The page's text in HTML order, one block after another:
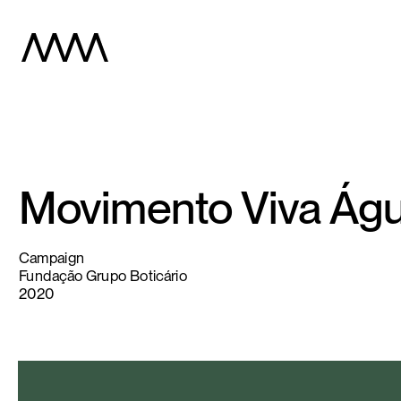
Movimento Viva
Campaign
Fundação Grupo Boticário
2020